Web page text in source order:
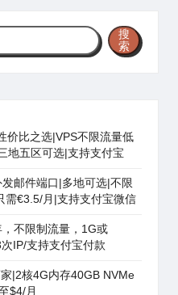
搜
索
价比之选|VPS不限流量低
地五区可选|支持支付宝
发邮件端口|多地可选|不限
需€3.5/月|支持支付宝微信
，不限制流量，1G或
IP/支持支付宝付款
家|2核4G内存40GB NVMe
$4/月